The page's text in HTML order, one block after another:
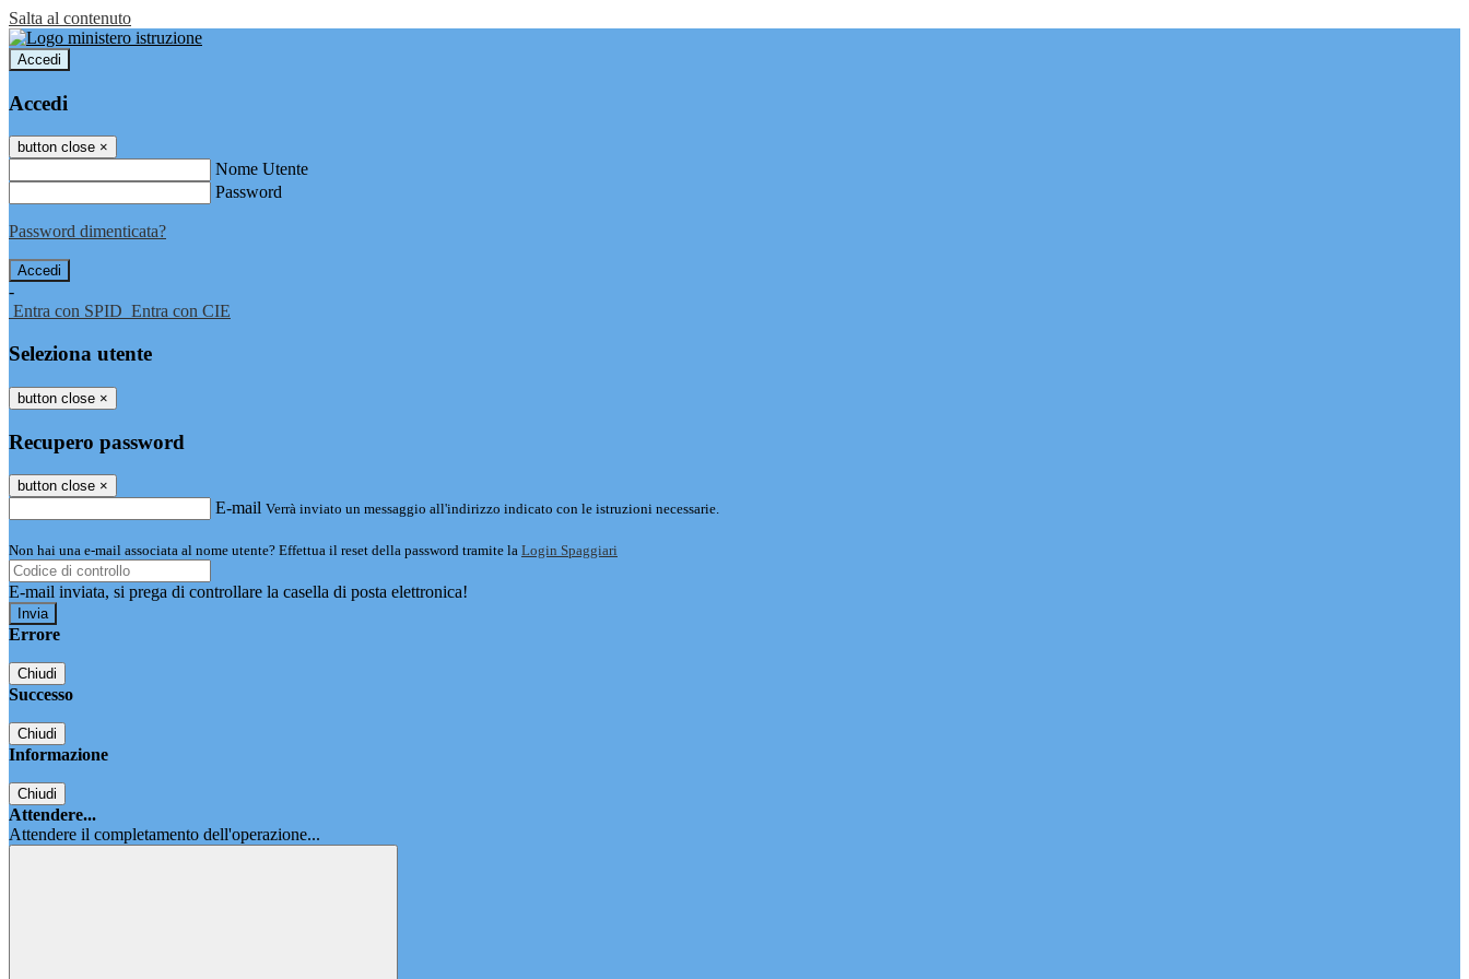
Salta al contenuto
Accedi
Accedi
button close ×
Nome Utente
Password
Password dimenticata?
-
Entra con SPID Entra con CIE
Seleziona utente
button close ×
Recupero password
button close ×
E-mail Verrà inviato un messaggio all'indirizzo indicato con le istruzioni necessarie.
Non hai una e-mail associata al nome utente? Effettua il reset della password tramite la Login Spaggiari
E-mail inviata, si prega di controllare la casella di posta elettronica!
Errore
Chiudi
Successo
Chiudi
Informazione
Chiudi
Attendere...
Attendere il completamento dell'operazione...